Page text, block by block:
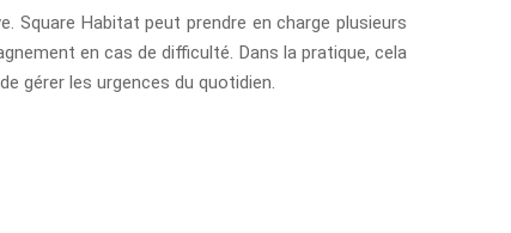
Square Habitat peut prendre en charge plusieurs
en cas de difficulté. Dans la pratique, cela
gérer les urgences du quotidien.